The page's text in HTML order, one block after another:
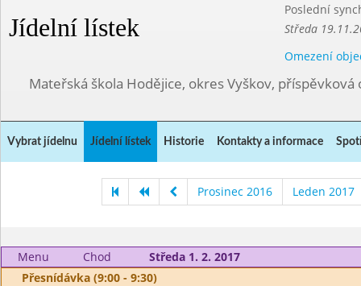
Jídelní lístek
Poslední
Středa
Omezení
Mateřská škola Hodějice, okres Vyškov, příspěvková
Vybrat jídelnu Jídelní lístek Historie Kontakty a informace
Prosinec 2016 Leden 2017
Menu Chod
Středa 1. 2. 2017
Přesnídávka (9:00 - 9:30)